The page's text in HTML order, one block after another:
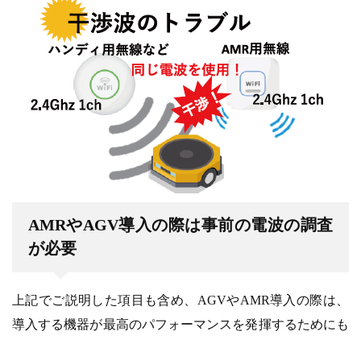
AMRやAGV導入の際は事前の電波の調査
が必要
上記でご説明した項目も含め、AGVやAMR導入の際は、
導入する機器が最高のパフォーマンスを発揮するためにも